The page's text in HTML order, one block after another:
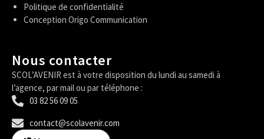
Politique de confidentialité
Conception Origo Communication
Nous contacter
SCOL’AVENIR est à votre disposition du lundi au samedi à
l’agence, par mail ou par téléphone :
03 82 56 09 05
contact@scolavenir.com